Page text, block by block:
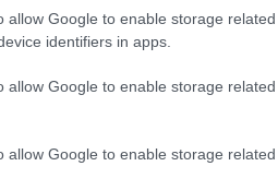
allow Google to enable storage
identifiers in apps.
allow Google to enable storage
allow Google to enable storage related